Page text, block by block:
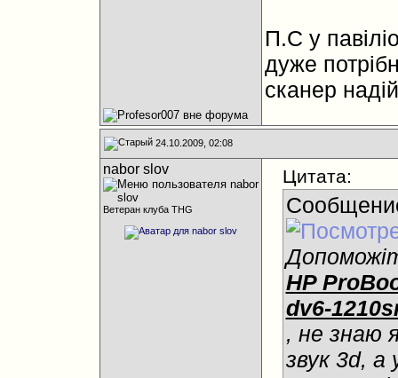
П.С у
дуже
сканер
24.10.2009, 02:08
nabor slov
Ветеран клуба THG
Цитата:
HP
dv6-
, не знаю
звук 3d, а